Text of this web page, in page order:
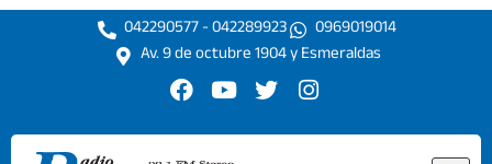
Ir
042290577 - 042289923
0969019014
Av. 9 de octubre 1904 y Esmeraldas
F
c
Y
u
T
i
I
s